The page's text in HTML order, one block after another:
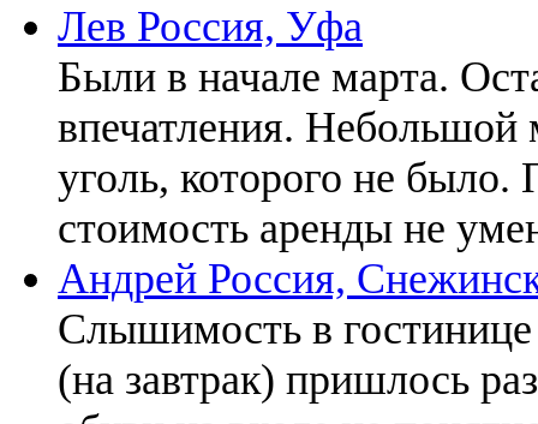
Лев Россия, Уфа
Были в начале марта.
впечатления. Небольшой
уголь, которого не
стоимость аренды не
Андрей Россия,
Слышимость в
(на завтрак) пришлось